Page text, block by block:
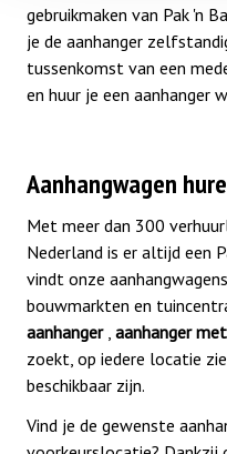
gebruikmaken van Pak 'n
je de aanhanger
tussenkomst van een
en huur je een aanhanger
Aanhangwagen
Met meer dan 300
Nederland is er altijd een
vindt onze
bouwmarkten en
aanhanger , aanhanger
zoekt, op iedere locatie
beschikbaar zijn.
Vind je de gewenste